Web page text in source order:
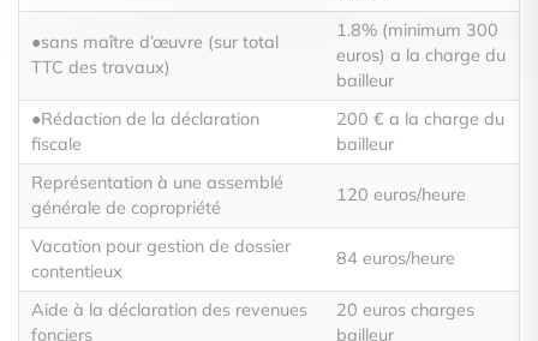
●sans maître d’œuvre (sur total
TTC des travaux)
1.8% (minimum 300
euros) a la charge du
bailleur
●Rédaction de la déclaration
fiscale
200 € a la charge du
bailleur
Représentation à une assemblé
générale de copropriété
120 euros/heure
Vacation pour gestion de dossier
contentieux
84 euros/heure
Aide à la déclaration des revenues
fonciers
20 euros charges
bailleur